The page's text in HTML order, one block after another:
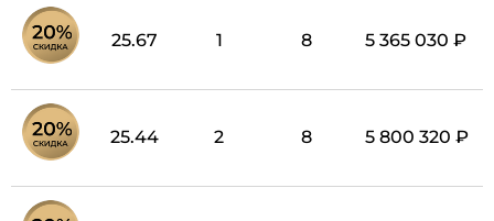
25.67 1 8 5 365 030 ₽
25.44 2 8 5 800 320 ₽